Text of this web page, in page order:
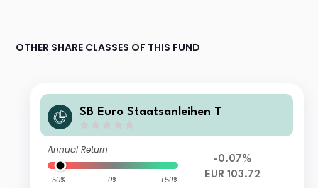
OTHER SHARE CLASSES OF THIS FUND
SB Euro Staatsanleihen T
Annual Return
-50% 0% +50%
-0.07%
EUR 103.72